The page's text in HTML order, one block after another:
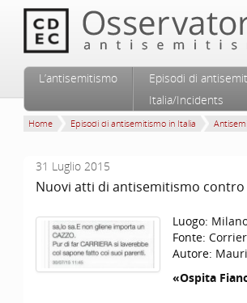
Menu principale
Vai al contenuto principale
Vai al contenuto secondario
L’antisemitismo
Episodi di
Italia/Incidents
Home Episodi di antisemitismo in Italia
31 Luglio 2015
Nuovi atti di antisemitismo contro
Luogo:
Fonte:
Autore:
«Ospita